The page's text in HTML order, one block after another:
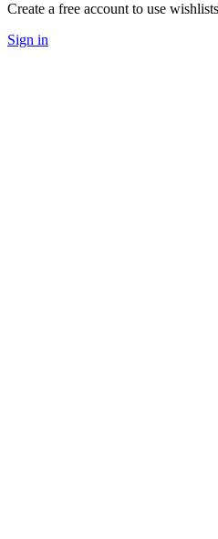
Create a free account to use
Sign in